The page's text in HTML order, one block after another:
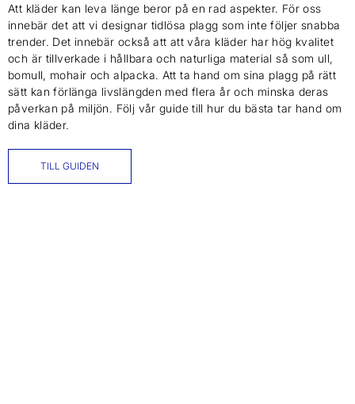
Att kläder kan leva länge beror på en rad aspekter. För oss
innebär det att vi designar tidlösa plagg som inte följer snabba
trender. Det innebär också att att våra kläder har hög kvalitet
och är tillverkade i hållbara och naturliga material så som ull,
bomull, mohair och alpacka. Att ta hand om sina plagg på rätt
sätt kan förlänga livslängden med flera år och minska deras
påverkan på miljön. Följ vår guide till hur du bästa tar hand om
dina kläder.
TILL GUIDEN